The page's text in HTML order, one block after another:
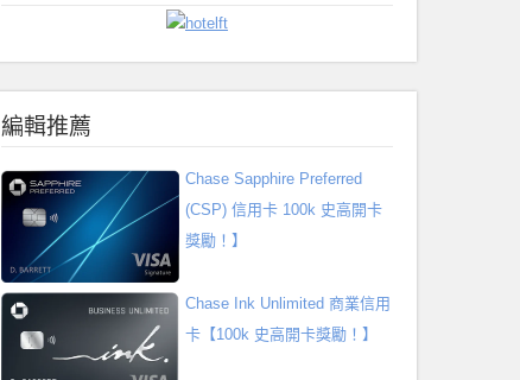
編輯推薦
Chase Sapphire Preferred
(CSP) 信用卡 100k 史高開卡
獎勵！】
Chase Ink Unlimited 商業信用
卡【100k 史高開卡獎勵！】